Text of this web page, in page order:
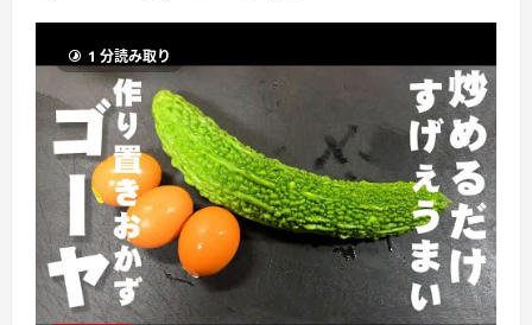
1 分読み取り